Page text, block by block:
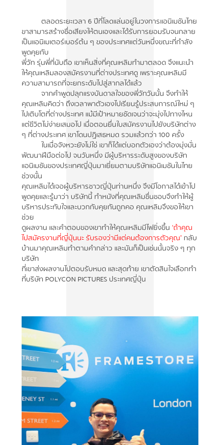
ตลอดระยะเวลา 6 ปีที่โลดแล่นอยู่ในวงการแอนิเมชันไทย
ขาสามารสร้างชื่อเสียงให้ตนเองและได้รับการยอมรับจนกลาย
เป็นแอนิเมเตอร์เบอร์ต้น ๆ ของประเทศแต่วันหนึ่งขณะที่กำลัง
พูดคุยกับ
พี่วัท รุ่นพี่ที่นับถือ เขาเห็นสิ่งที่คุณเหลิมทำมาตลอด จึงแนะนำ
ให้คุณเหลิมลองสมัครงานที่ต่างประเทศดู เพราะคุณเหลิมมี
ความสามารถที่จะยกระดับไปสู่สากลได้แล้ว
จากคำพูดปลุกแรงบันดาลใจของพี่วัทวันนั้น จึงทำให้
คุณเหลิมคิดว่า ถึงเวลาพาตัวเองไปเรียนรู้ประสบการณ์ใหม่ ๆ
ไปเติบโตที่ต่างประเทศ แม้มีเป้าหมายชัดเจนว่าจะมุ่งไปทางไหน
แต่ชีวิตไม่ง่ายเสมอไป เมื่อตอนยื่นใบสมัครงานไปยังบริษัทต่าง
ๆ ที่ต่างประเทศ เขาโดนปฏิเสธหมด รวมแล้วกว่า 100 ครั้ง
ในเมื่อจังหวะยังไม่ใช่ เขาก็ได้แต่บอกตัวเองว่าต้องมุ่งมั่น
พัฒนาฝีมือต่อไป จนวันหนึ่ง มีผู้บริหารระดับสูงของบริษัท
แอนิเมชันของประเทศญี่ปุ่นมาเยี่ยมตามบริษัทแอนิเมชันในไทย
ช่วงนั้น
คุณเหลิมได้เจอผู้บริหารชาวญี่ปุ่นท่านหนึ่ง จึงมีโอกาสได้เข้าไป
พูดคุยและรู้มาว่า บริษัทนี้ ทำหนังที่คุณเหลิมชื่นชอบจึงทำให้ผู้
บริหารประทับใจและบวกกับคุยกันถูกคอ คุณเหลิมจึงขอให้เขา
ช่วย
ดูผลงาน และคำตอบของเขาทำให้คุณเหลิมมีไฟยิ่งขึ้น ‘ถ้าคุณ
ไปสมัครงานที่ญี่ปุ่นนะ รับรองว่ามีแต่คนต้องการตัวคุณ’ กลับ
บ้านมาคุณเหลิมทำตามคำกล่าว และมันก็เป็นเช่นนั้นจริง ๆ ทุก
บริษัท
ที่เขาส่งผลงานไปตอบรับหมด และสุดท้าย เขาตัดสินใจเลือกทำ
ที่บริษัท POLYCON PICTURES ประเทศญี่ปุ่น